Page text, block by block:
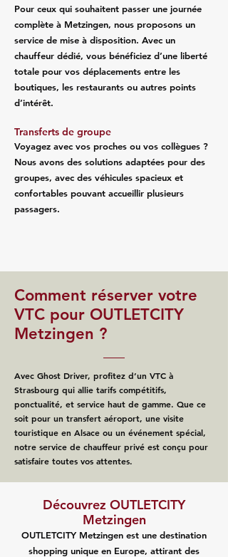
Pour ceux qui souhaitent passer une journée
complète à Metzingen, nous proposons un
service de mise à disposition. Avec un
chauffeur dédié, vous bénéficiez d’une liberté
totale pour vos déplacements entre les
boutiques, les restaurants ou autres points
d’intérêt.
Transferts de groupe
Voyagez avec vos proches ou vos collègues ?
Nous avons des solutions adaptées pour des
groupes, avec des véhicules spacieux et
confortables pouvant accueillir plusieurs
passagers.
Comment réserver votre
VTC pour OUTLETCITY
Metzingen ?
Avec Ghost Driver, profitez d’un VTC à
Strasbourg qui allie tarifs compétitifs,
ponctualité, et service haut de gamme. Que ce
soit pour un transfert aéroport, une visite
touristique en Alsace ou un événement spécial,
notre service de chauffeur privé est conçu pour
satisfaire toutes vos attentes.
Découvrez OUTLETCITY
Metzingen
OUTLETCITY Metzingen est une destination
shopping unique en Europe, attirant des